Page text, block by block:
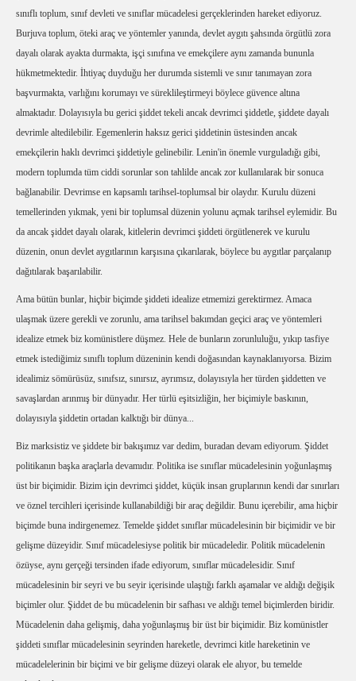
sınıflı toplum, sınıf devleti ve sınıflar mücadelesi gerçeklerinden hareket ediyoruz.
Burjuva toplum, öteki araç ve yöntemler yanında, devlet aygıtı şahsında örgütlü zora
dayalı olarak ayakta durmakta, işçi sınıfına ve emekçilere aynı zamanda bununla
hükmetmektedir. İhtiyaç duyduğu her durumda sistemli ve sınır tanımayan zora
başvurmakta, varlığını korumayı ve süreklileştirmeyi böylece güvence altına
almaktadır. Dolayısıyla bu gerici şiddet tekeli ancak devrimci şiddetle, şiddete dayalı
devrimle altedilebilir. Egemenlerin haksız gerici şiddetinin üstesinden ancak
emekçilerin haklı devrimci şiddetiyle gelinebilir. Lenin'in önemle vurguladığı gibi,
modern toplumda tüm ciddi sorunlar son tahlilde ancak zor kullanılarak bir sonuca
bağlanabilir. Devrimse en kapsamlı tarihsel-toplumsal bir olaydır. Kurulu düzeni
temellerinden yıkmak, yeni bir toplumsal düzenin yolunu açmak tarihsel eylemidir. Bu
da ancak şiddet dayalı olarak, kitlelerin devrimci şiddeti örgütlenerek ve kurulu
düzenin, onun devlet aygıtlarının karşısına çıkarılarak, böylece bu aygıtlar parçalanıp
dağıtılarak başarılabilir.
Ama bütün bunlar, hiçbir biçimde şiddeti idealize etmemizi gerektirmez. Amaca
ulaşmak üzere gerekli ve zorunlu, ama tarihsel bakımdan geçici araç ve yöntemleri
idealize etmek biz komünistlere düşmez. Hele de bunların zorunluluğu, yıkıp tasfiye
etmek istediğimiz sınıflı toplum düzeninin kendi doğasından kaynaklanıyorsa. Bizim
idealimiz sömürüsüz, sınıfsız, sınırsız, ayrımsız, dolayısıyla her türden şiddetten ve
savaşlardan arınmış bir dünyadır. Her türlü eşitsizliğin, her biçimiyle baskının,
dolayısıyla şiddetin ortadan kalktığı bir dünya...
Biz marksistiz ve şiddete bir bakışımız var dedim, buradan devam ediyorum. Şiddet
politikanın başka araçlarla devamıdır. Politika ise sınıflar mücadelesinin yoğunlaşmış
üst bir biçimidir. Bizim için devrimci şiddet, küçük insan gruplarının kendi dar sınırları
ve öznel tercihleri içerisinde kullanabildiği bir araç değildir. Bunu içerebilir, ama hiçbir
biçimde buna indirgenemez. Temelde şiddet sınıflar mücadelesinin bir biçimidir ve bir
gelişme düzeyidir. Sınıf mücadelesiyse politik bir mücadeledir. Politik mücadelenin
özüyse, aynı gerçeği tersinden ifade ediyorum, sınıflar mücadelesidir. Sınıf
mücadelesinin bir seyri ve bu seyir içerisinde ulaştığı farklı aşamalar ve aldığı değişik
biçimler olur. Şiddet de bu mücadelenin bir safhası ve aldığı temel biçimlerden biridir.
Mücadelenin daha gelişmiş, daha yoğunlaşmış bir üst bir biçimidir. Biz komünistler
şiddeti sınıflar mücadelesinin seyrinden hareketle, devrimci kitle hareketinin ve
mücadelelerinin bir biçimi ve bir gelişme düzeyi olarak ele alıyor, bu temelde